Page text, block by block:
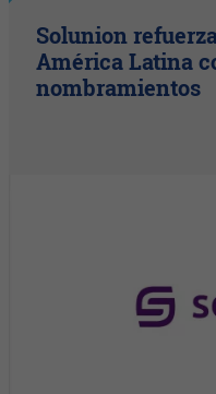
Solunion
América Latina
nombramientos